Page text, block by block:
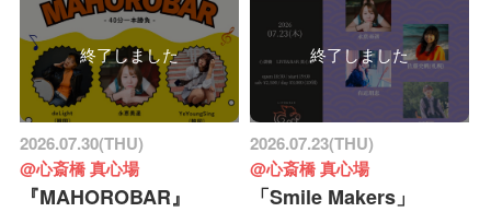
終了しました
2026.07.30(THU)
@心斎橋 真心場
『MAHOROBAR』
終了しました
2026.07.23(THU)
@心斎橋 真心場
「Smile Makers」